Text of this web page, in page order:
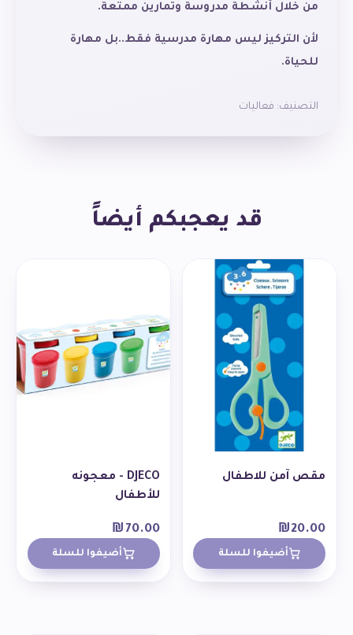
من خلال أنشطة مدروسة وتمارين ممتعة.
لأن التركيز ليس مهارة مدرسية فقط..بل مهارة
للحياة.
التصنيف: فعاليات
قد يعجبكم أيضاً
مقص آمن للاطفال
₪20.00
أضيفوا للسلة
DJECO - معجونه
للأطفال
₪ 70.00
أضيفوا للسلة